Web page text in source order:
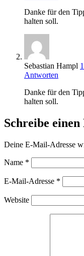
Danke für den
halten soll.
Sebastian Hampl
Antworten
Danke für den
halten soll.
Schreibe
Deine E-Mail-Adresse
Name *
E-Mail-Adresse *
Website